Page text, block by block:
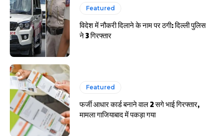
Featured
विदेश में नौकरी दिलाने के नाम पर ठगी: दिल्ली पुलिस
ने 3 गिरफ्तार
Featured
फर्जी आधार कार्ड बनाने वाल 2 सगे भाई गिरफ्तार,
मामला गाजियाबाद में पकड़ा गया